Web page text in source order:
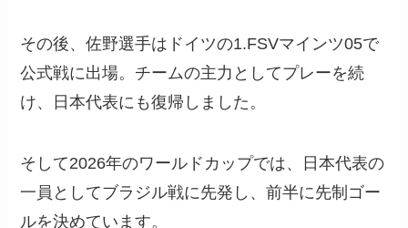
その後、佐野選手はドイツの1.FSVマインツ05で
公式戦に出場。チームの主力としてプレーを続
け、日本代表にも復帰しました。
そして2026年のワールドカップでは、日本代表の
一員としてブラジル戦に先発し、前半に先制ゴー
ルを決めています。